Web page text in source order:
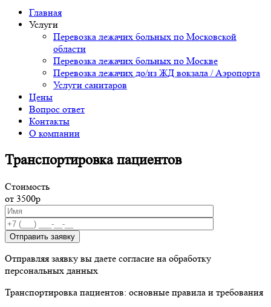
Главная
Услуги
Перевозка лежачих больных по Московской
области
Перевозка лежачих больных по Москве
Перевозка лежачих до/из ЖД вокзала / Аэропорта
Услуги санитаров
Цены
Вопрос ответ
Контакты
О компании
Транспортировка пациентов
Стоимость
от 3500р
Отправить заявку
Отправляя заявку вы даете согласие на обработку
персональных данных
Транспортировка пациентов: основные правила и требования